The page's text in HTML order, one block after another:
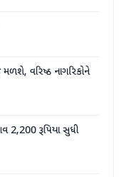
વરિષ્ઠ નાગરિકોને
2,200 રૂપિયા સુધી